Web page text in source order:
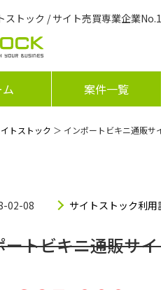
ストック / サイト売買専業企業
案件一覧
トストック ＞ インポートビキニ通販サ
02-08 サイトストック利用
ートビキニ通販サ